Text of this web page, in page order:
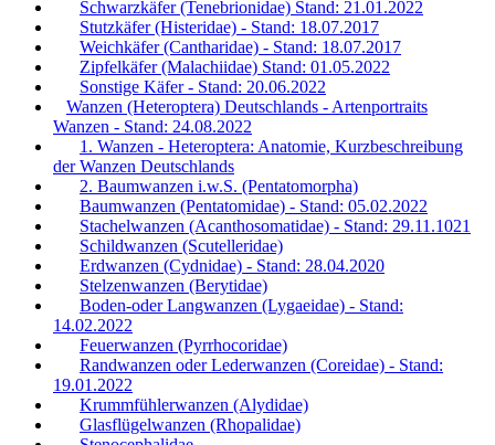
Schwarzkäfer (Tenebrionidae) Stand: 21.01.2022
Stutzkäfer (Histeridae) - Stand: 18.07.2017
Weichkäfer (Cantharidae) - Stand: 18.07.2017
Zipfelkäfer (Malachiidae) Stand: 01.05.2022
Sonstige Käfer - Stand: 20.06.2022
Wanzen (Heteroptera) Deutschlands - Artenportraits
Wanzen - Stand: 24.08.2022
1. Wanzen - Heteroptera: Anatomie, Kurzbeschreibung
der Wanzen Deutschlands
2. Baumwanzen i.w.S. (Pentatomorpha)
Baumwanzen (Pentatomidae) - Stand: 05.02.2022
Stachelwanzen (Acanthosomatidae) - Stand: 29.11.1021
Schildwanzen (Scutelleridae)
Erdwanzen (Cydnidae) - Stand: 28.04.2020
Stelzenwanzen (Berytidae)
Boden-oder Langwanzen (Lygaeidae) - Stand:
14.02.2022
Feuerwanzen (Pyrrhocoridae)
Randwanzen oder Lederwanzen (Coreidae) - Stand:
19.01.2022
Krummfühlerwanzen (Alydidae)
Glasflügelwanzen (Rhopalidae)